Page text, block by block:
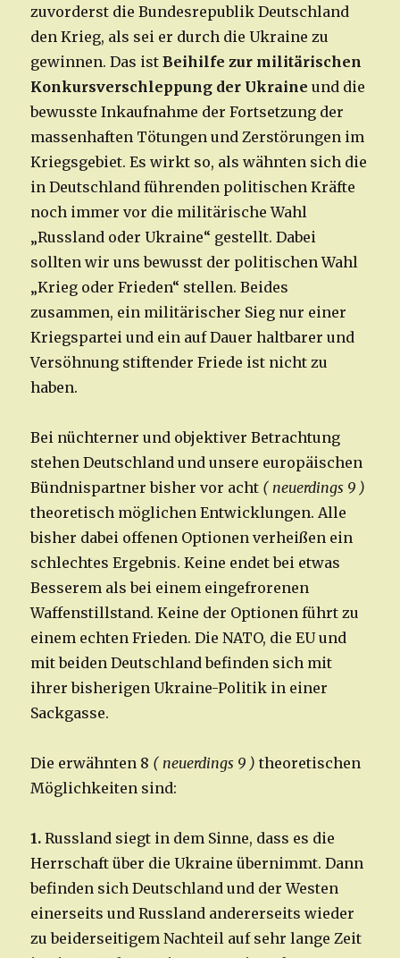
zuvorderst die Bundesrepublik Deutschland
den Krieg, als sei er durch die Ukraine zu
gewinnen. Das istBeihilfe zur militärischen
Konkursverschleppung der Ukraine und die
bewusste Inkaufnahme der Fortsetzung der
massenhaften Tötungen und Zerstörungen im
Kriegsgebiet. Es wirkt so, als wähnten sich die
in Deutschland führenden politischen Kräfte
noch immer vor die militärische Wahl
„Russland oder Ukraine“ gestellt. Dabei
sollten wir uns bewusst der politischen Wahl
„Krieg oder Frieden“ stellen. Beides
zusammen, ein militärischer Sieg nur einer
Kriegspartei und ein auf Dauer haltbarer und
Versöhnung stiftender Friede ist nicht zu
haben.
Bei nüchterner und objektiver Betrachtung
stehen Deutschland und unsere europäischen
Bündnispartner bisher vor acht ( neuerdings 9 )
theoretisch möglichen Entwicklungen. Alle
bisher dabei offenen Optionen verheißen ein
schlechtes Ergebnis. Keine endet bei etwas
Besserem als bei einem eingefrorenen
Waffenstillstand. Keine der Optionen führt zu
einem echten Frieden. Die NATO, die EU und
mit beiden Deutschland befinden sich mit
ihrer bisherigen Ukraine-Politik in einer
Sackgasse.
Die erwähnten 8 ( neuerdings 9 ) theoretischen
Möglichkeiten sind:
1. Russland siegt in dem Sinne, dass es die
Herrschaft über die Ukraine übernimmt. Dann
befinden sich Deutschland und der Westen
einerseits und Russland andererseits wieder
zu beiderseitigem Nachteil auf sehr lange Zeit